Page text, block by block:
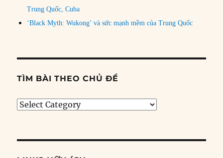
Trung Quốc, Cuba
‘Black Myth: Wukong’ và sức mạnh mềm của Trung Quốc
TÌM BÀI THEO CHỦ ĐỀ
Tìm